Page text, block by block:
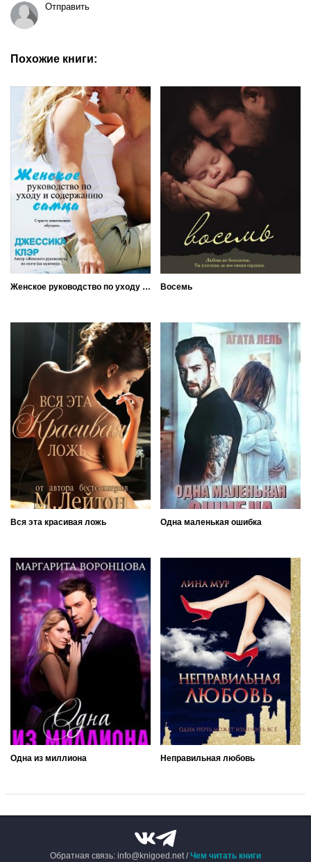
Отправить
Похожие книги:
Женское руководство по уходу и содержанию самца Восемь
Вся эта красивая ложь Одна маленькая ошибка
Одна из миллиона Неправильная любовь
Обратная связь: info@knigoed.net /Чем читать книги